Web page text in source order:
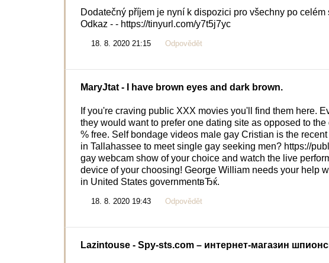
Dodatečný příjem je nyní k dispozici pro všechny po celém
Odkaz - - https://tinyurl.com/y7t5j7yc
18. 8. 2020 21:15 Odpovědět
MaryJtat- I have brown eyes and dark brown.
If you're craving public XXX movies you'll find them here.
they would want to prefer one dating site as opposed to
% free. Self bondage videos male gay Cristian is the
in Tallahassee to meet single gay seeking men? https://
gay webcam show of your choice and watch the live
device of your choosing! George William needs your
in United States governmentвЂќ.
18. 8. 2020 19:43 Odpovědět
Lazintouse- Spy-sts.com – интернет-магазин